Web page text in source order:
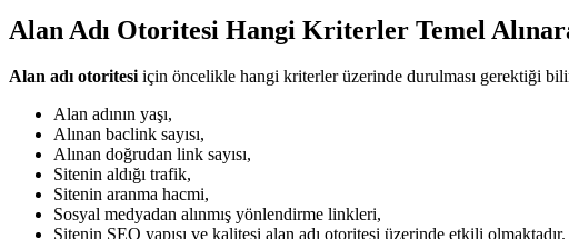
Alan Adı Otoritesi Hangi Kriterler Temel
Alan adı otoritesiiçin öncelikle hangi kriterler üzerinde durulması gerektiği
Alan adının yaşı,
Alınan baclink sayısı,
Alınan doğrudan link sayısı,
Sitenin aldığı trafik,
Sitenin aranma hacmi,
Sosyal medyadan alınmış yönlendirme linkleri,
Sitenin SEO yapısı ve kalitesi alan adı otoritesi üzerinde etkili olmaktadır.